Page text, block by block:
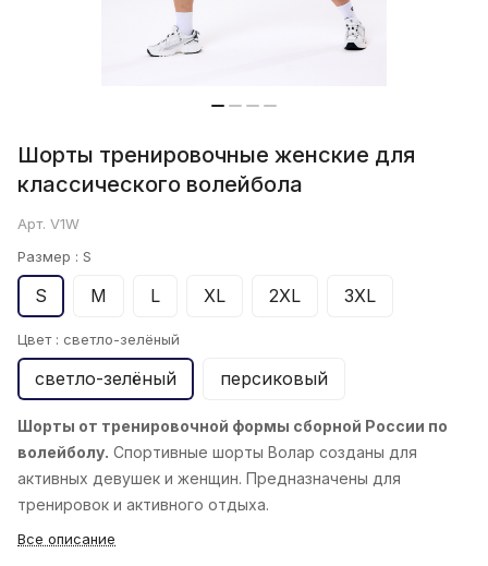
Шорты тренировочные женские для
классического волейбола
Арт. V1W
Размер : S
S M L XL 2XL 3XL
Цвет : светло-зелёный
светло-зелёный персиковый
Шорты от тренировочной формы сборной России по
волейболу. Спортивные шорты Волар созданы для
активных девушек и женщин. Предназначены для
тренировок и активного отдыха.
Все описание